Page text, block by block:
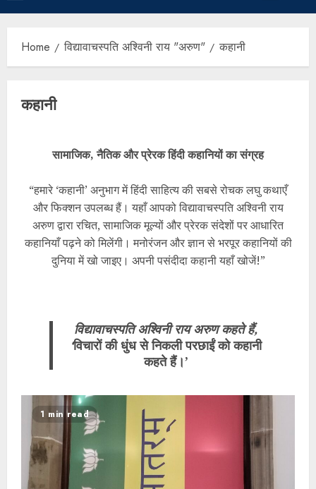
Home विद्यावाचस्पति अश्विनी राय "अरुण" कहानी
कहानी
सामाजिक, नैतिक और प्रेरक हिंदी कहानियों का संग्रह
“हमारे ‘कहानी’ अनुभाग में हिंदी साहित्य की सबसे रोचक लघु कथाएँ
और फिक्शन उपलब्ध हैं। यहाँ आपको विद्यावाचस्पति अश्विनी राय
अरुण द्वारा रचित, सामाजिक मूल्यों और प्रेरक संदेशों पर आधारित
कहानियाँ पढ़ने को मिलेंगी। मनोरंजन और ज्ञान से भरपूर कहानियों की
दुनिया में खो जाइए। अपनी पसंदीदा कहानी यहाँ खोजें!”
विद्यावाचस्पति अश्विनी राय अरुण कहते हैं,
‘विचारों की धुंध से निकली परछाईं को कहानी
कहते हैं।’
1 min read